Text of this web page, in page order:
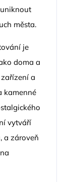
města.
je
doma a
a
kamenné
vytváří
a zároveň